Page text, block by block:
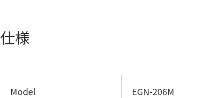
仕様
Model EGN-206M